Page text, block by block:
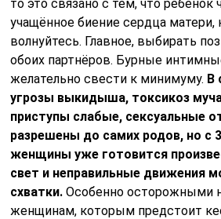
то это связано с тем, что ребёнок
учащённое биение сердца матери,
волнуйтесь. Главное, выбирать
обоих партнёров. Бурные
желательно свести к минимуму. В
угрозы выкидыша, токсикоз
приступы слабые, сексуальные
разрешены до самих родов, но с
женщины уже готовится
свет и неправильные движения
схватки. Особенно осторожными
женщинам, которым предстоит